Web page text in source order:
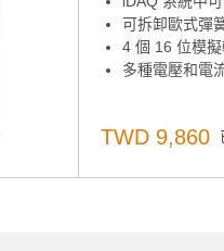
可拆卸歐式彈
4 個 16 位模
多種電壓和電
TWD 9,860